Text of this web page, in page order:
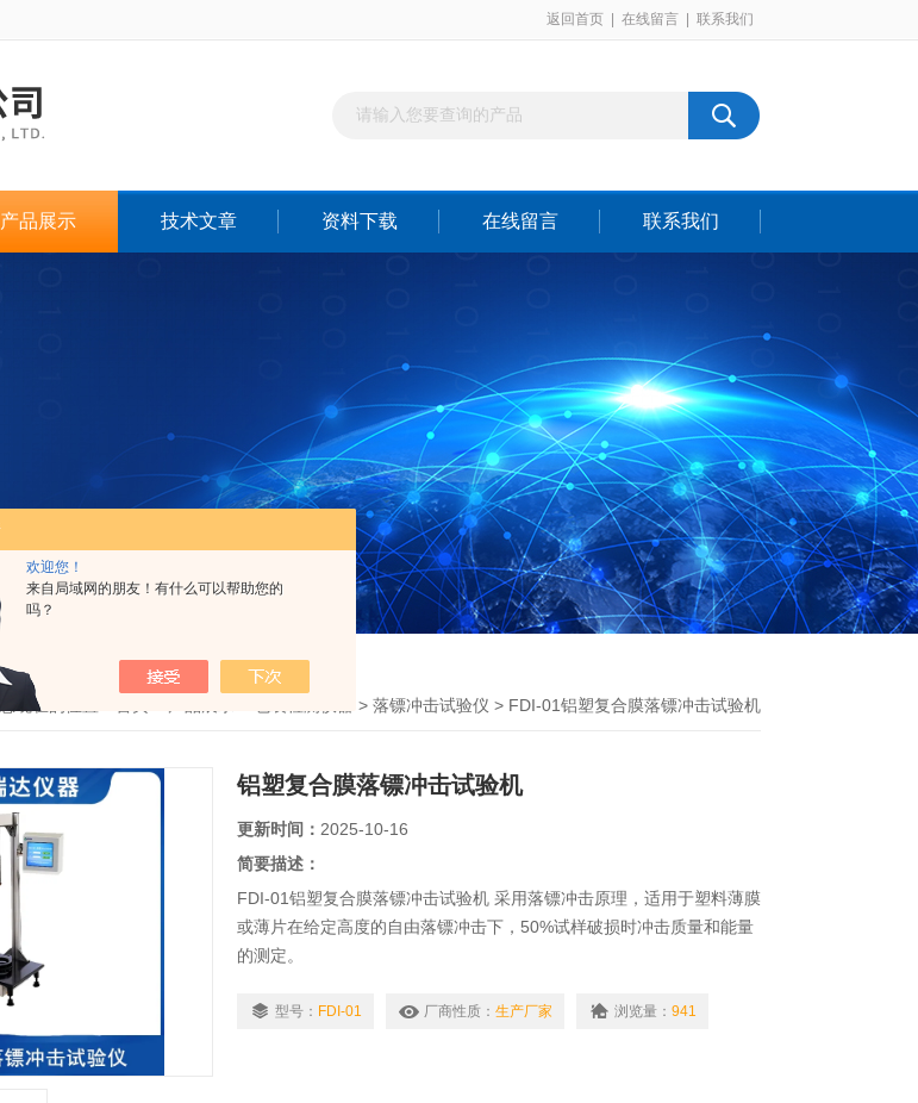
欢迎您！
来自局域网的朋友！有什么可以帮助您的
吗？
返回首页 在线留言 联系我们
产品展示 技术文章 资料下载 在线留言 联系我们
您现在的位置： > 落镖冲击试验仪 > FDI-01铝塑复合膜落镖冲击试验机
铝塑复合膜落镖冲击试验机
更新时间： 2025-10-16
简要描述：
FDI-01铝塑复合膜落镖冲击试验机 采用落镖冲击原理，适用于塑料薄膜
或薄片在给定高度的自由落镖冲击下，50%试样破损时冲击质量和能量
的测定。
型号： FDI-01 厂商性质： 生产厂家 浏览量： 941